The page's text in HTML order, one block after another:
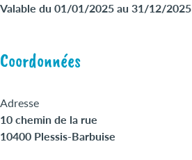
Valable du 01/01/2025 au 31/12/2025
Coordonnées
Adresse
10 chemin de la rue
10400 Plessis-Barbuise